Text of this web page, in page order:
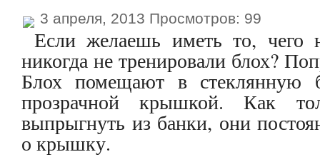
3 апреля, 2013 Просмотров: 99
Если желаешь иметь то,
никогда не тренировали блох?
Блох помещают в стеклянную
прозрачной крышкой. Как
выпрыгнуть из банки, они
о крышку.